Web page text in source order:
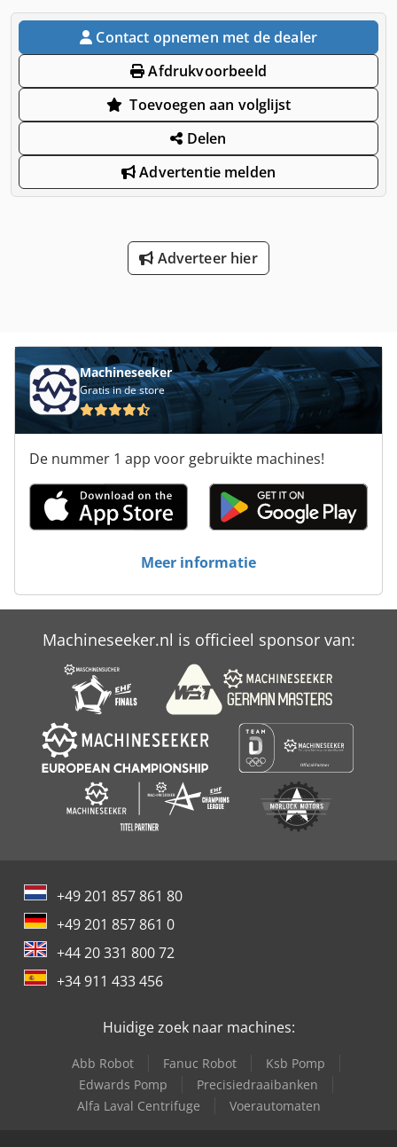
Contact opnemen met de dealer
Afdrukvoorbeeld
Toevoegen aan volglijst
Delen
Advertentie melden
Adverteer hier
Machineseeker
Gratis in de store
De nummer 1 app voor gebruikte machines!
Meer informatie
Machineseeker.nl is officieel sponsor van:
+49 201 857 861 80
+49 201 857 861 0
+44 20 331 800 72
+34 911 433 456
Huidige zoek naar machines:
Abb Robot Fanuc Robot
Ksb Pomp
Edwards Pomp
Precisiedraaibanken
Alfa Laval Centrifuge
Voerautomaten